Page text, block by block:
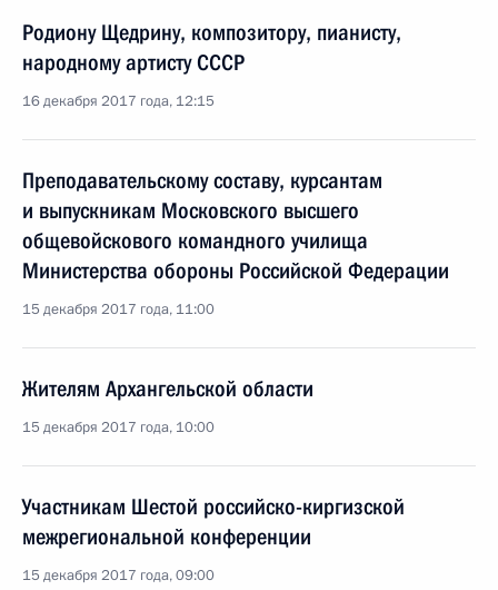
Родиону Щедрину, композитору, пианисту,
народному артисту СССР
16 декабря 2017 года, 12:15
Преподавательскому составу, курсантам
и выпускникам Московского высшего
общевойскового командного училища
Министерства обороны Российской Федерации
15 декабря 2017 года, 11:00
Жителям Архангельской области
15 декабря 2017 года, 10:00
Участникам Шестой российско-киргизской
межрегиональной конференции
15 декабря 2017 года, 09:00